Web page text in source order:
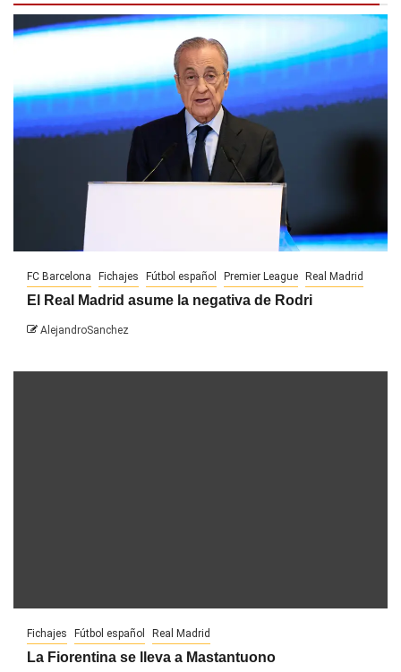
FC Barcelona Fichajes Fútbol español Premier League Real Madrid
El Real Madrid asume la negativa de Rodri
AlejandroSanchez
Fichajes Fútbol español Real Madrid
La Fiorentina se lleva a Mastantuono